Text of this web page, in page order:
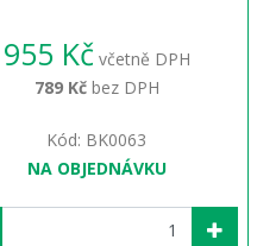
955 Kč včetně DPH
789 Kčbez DPH
Kód: BK0063
NA OBJEDNÁVKU